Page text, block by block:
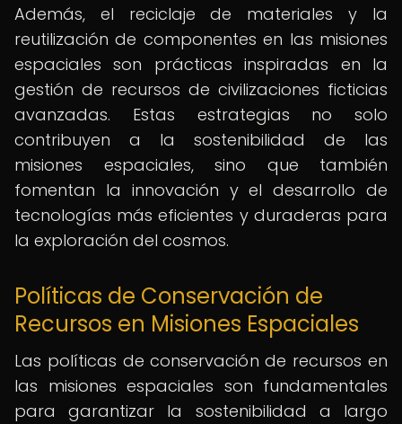
Además, el reciclaje de materiales y la
reutilización de componentes en las misiones
espaciales son prácticas inspiradas en la
gestión de recursos de civilizaciones ficticias
avanzadas. Estas estrategias no solo
contribuyen a la sostenibilidad de las
misiones espaciales, sino que también
fomentan la innovación y el desarrollo de
tecnologías más eficientes y duraderas para
la exploración del cosmos.
Políticas de Conservación de
Recursos en Misiones Espaciales
Las políticas de conservación de recursos en
las misiones espaciales son fundamentales
para garantizar la sostenibilidad a largo